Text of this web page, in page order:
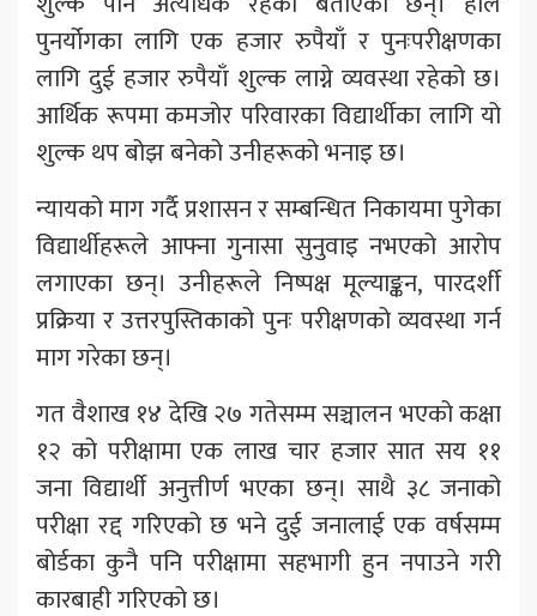
पुनर्योगका लागि एक हजार रुपैयाँ र पुनःपरीक्षणका
लागि दुई हजार रुपैयाँ शुल्क लाग्ने व्यवस्था रहेको छ।
आर्थिक रूपमा कमजोर परिवारका विद्यार्थीका लागि यो
शुल्क थप बोझ बनेको उनीहरूको भनाइ छ।
न्यायको माग गर्दै प्रशासन र सम्बन्धित निकायमा पुगेका
विद्यार्थीहरूले आफ्ना गुनासा सुनुवाइ नभएको आरोप
लगाएका छन्। उनीहरूले निष्पक्ष मूल्याङ्कन, पारदर्शी
प्रक्रिया र उत्तरपुस्तिकाको पुनः परीक्षणको व्यवस्था गर्न
माग गरेका छन्।
गत वैशाख १४ देखि २७ गतेसम्म सञ्चालन भएको कक्षा
१२ को परीक्षामा एक लाख चार हजार सात सय ११
जना विद्यार्थी अनुत्तीर्ण भएका छन्। साथै ३८ जनाको
परीक्षा रद्द गरिएको छ भने दुई जनालाई एक वर्षसम्म
बोर्डका कुनै पनि परीक्षामा सहभागी हुन नपाउने गरी
कारबाही गरिएको छ।